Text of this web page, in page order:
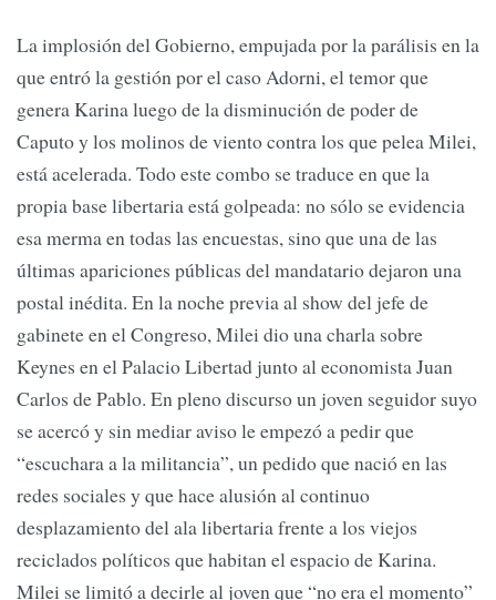
La implosión del Gobierno, empujada por la parálisis en la
que entró la gestión por el caso Adorni, el temor que
genera Karina luego de la disminución de poder de
Caputo y los molinos de viento contra los que pelea Milei,
está acelerada. Todo este combo se traduce en que la
propia base libertaria está golpeada: no sólo se evidencia
esa merma en todas las encuestas, sino que una de las
últimas apariciones públicas del mandatario dejaron una
postal inédita. En la noche previa al show del jefe de
gabinete en el Congreso, Milei dio una charla sobre
Keynes en el Palacio Libertad junto al economista Juan
Carlos de Pablo. En pleno discurso un joven seguidor suyo
se acercó y sin mediar aviso le empezó a pedir que
“escuchara a la militancia”, un pedido que nació en las
redes sociales y que hace alusión al continuo
desplazamiento del ala libertaria frente a los viejos
reciclados políticos que habitan el espacio de Karina.
Milei se limitó a decirle al joven que “no era el momento”